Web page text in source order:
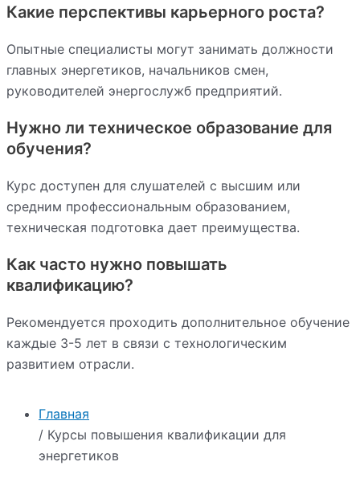
Главная
/ Курсы повышения квалификации для
энергетиков
Какие перспективы карьерного роста?
Опытные специалисты могут занимать должности
главных энергетиков, начальников смен,
руководителей энергослужб предприятий.
Нужно ли техническое образование для
обучения?
Курс доступен для слушателей с высшим или
средним профессиональным образованием,
техническая подготовка дает преимущества.
Как часто нужно повышать
квалификацию?
Рекомендуется проходить дополнительное обучение
каждые 3-5 лет в связи с технологическим
развитием отрасли.